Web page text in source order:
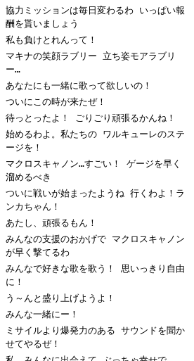
協力ミッションは毎日変わるわ いっぱい報
酬を貰いましょう
私も負けとれんって！
マキナの笑顔ラブリー 立ち姿モアラブリ
ー…
あなたにも一緒に歌って欲しいの！
ついにこの時が来たぜ！
待っとったよ！ ごりごり頑張るかんね！
始めるわよ。私たちの ワルキューレのステ
ージを！
マクロスキャノン…すごい！ ゲージを早く
溜めるべき
ついに戦いが始まったようね 行くわよ！ラ
ンカちゃん！
あたし、頑張るもん！
みんなの支援のおかげで マクロスキャノン
が早く撃てるわ
みんなで好きな歌を歌う！ 思いっきり自由
に！
う～んと盛り上げようよ！
みんな一緒にー！
ミサイルより爆発力のある サウンドを聞か
せてやるぜ！